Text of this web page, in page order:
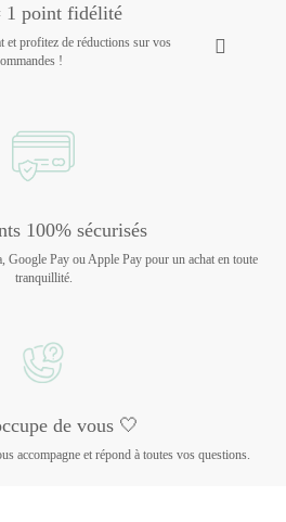
1 point fidélité
et profitez de réductions sur vos
!
100% sécurisés
Google Pay ou Apple Pay pour un achat en toute
tranquillité.
de vous 🤍
accompagne et répond à toutes vos questions.